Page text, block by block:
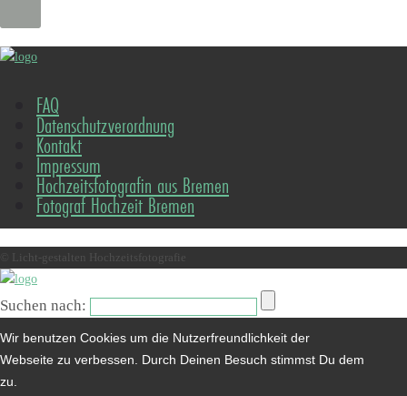
FAQ
Datenschutzverordnung
Kontakt
Impressum
Hochzeitsfotografin aus Bremen
Fotograf Hochzeit Bremen
© Licht-gestalten Hochzeitsfotografie
Suchen nach:
Wir benutzen Cookies um die Nutzerfreundlichkeit der
Webseite zu verbessen. Durch Deinen Besuch stimmst Du dem
zu.